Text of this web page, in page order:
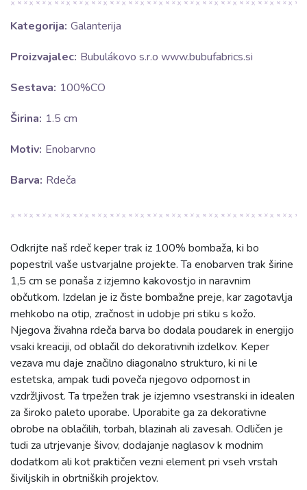
Kategorija: Galanterija
Proizvajalec: Bubulákovo s.r.o www.bubufabrics.si
Sestava: 100%CO
Širina: 1.5 cm
Motiv: Enobarvno
Barva: Rdeča
Odkrijte naš rdeč keper trak iz 100% bombaža, ki bo
popestril vaše ustvarjalne projekte. Ta enobarven trak širine
1,5 cm se ponaša z izjemno kakovostjo in naravnim
občutkom. Izdelan je iz čiste bombažne preje, kar zagotavlja
mehkobo na otip, zračnost in udobje pri stiku s kožo.
Njegova živahna rdeča barva bo dodala poudarek in energijo
vsaki kreaciji, od oblačil do dekorativnih izdelkov. Keper
vezava mu daje značilno diagonalno strukturo, ki ni le
estetska, ampak tudi poveča njegovo odpornost in
vzdržljivost. Ta trpežen trak je izjemno vsestranski in idealen
za široko paleto uporabe. Uporabite ga za dekorativne
obrobe na oblačilih, torbah, blazinah ali zavesah. Odličen je
tudi za utrjevanje šivov, dodajanje naglasov k modnim
dodatkom ali kot praktičen vezni element pri vseh vrstah
šiviljskih in obrtniških projektov.